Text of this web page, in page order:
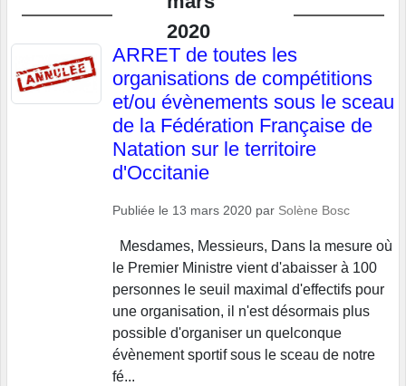
2020
ARRET de toutes les
organisations de compétitions
et/ou évènements sous le sceau
de la Fédération Française de
Natation sur le territoire
d'Occitanie
Publiée le 13 mars 2020 par Solène Bosc
Mesdames, Messieurs, Dans la mesure où
le Premier Ministre vient d'abaisser à 100
personnes le seuil maximal d'effectifs pour
une organisation, il n'est désormais plus
possible d'organiser un quelconque
évènement sportif sous le sceau de notre
fé...